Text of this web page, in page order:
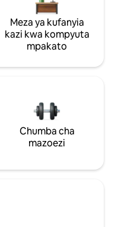
Meza ya kufanyia
kazi kwa kompyuta
mpakato
Chumba cha
mazoezi